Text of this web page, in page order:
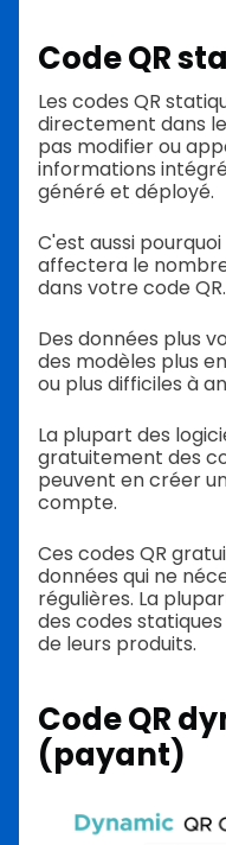
Code QR
Les codes QR
directement dans
pas modifier ou
informations
généré et déployé.
C'est aussi
affectera le
dans votre code QR.
Des données plus
des modèles plus
ou plus difficiles à
La plupart des
gratuitement des
peuvent en créer
compte.
Ces codes QR
données qui ne
régulières. La
des codes
de leurs produits.
Code QR
(payant)